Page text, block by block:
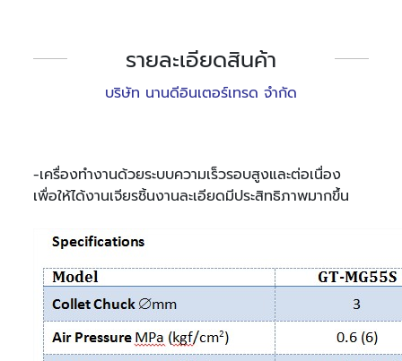
รายละเอียดสินค้า
บริษัท นานดีอินเตอร์เทรด จำกัด
-เครื่องทำงานด้วยระบบความเร็วรอบสูงและต่อเนื่อง
เพื่อให้ได้งานเจียรชิ้นงานละเอียดมีประสิทธิภาพมากขึ้น